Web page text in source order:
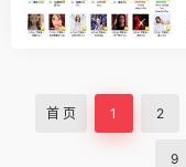
首 页 1 2
9